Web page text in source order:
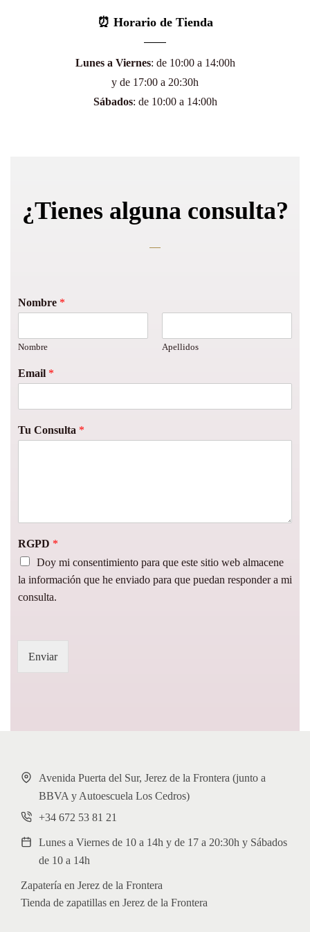
⏰ Horario de Tienda
Lunes a Viernes: de 10:00 a 14:00h
y de 17:00 a 20:30h
Sábados: de 10:00 a 14:00h
¿Tienes alguna consulta?
Nombre *
Nombre Apellidos
Email *
Tu Consulta *
RGPD *
Doy mi consentimiento para que este sitio web almacene
la información que he enviado para que puedan responder a mi
consulta.
Enviar
Avenida Puerta del Sur, Jerez de la Frontera (junto a
BBVA y Autoescuela Los Cedros)
+34 672 53 81 21
Lunes a Viernes de 10 a 14h y de 17 a 20:30h y Sábados
de 10 a 14h
Zapatería en Jerez de la Frontera
Tienda de zapatillas en Jerez de la Frontera